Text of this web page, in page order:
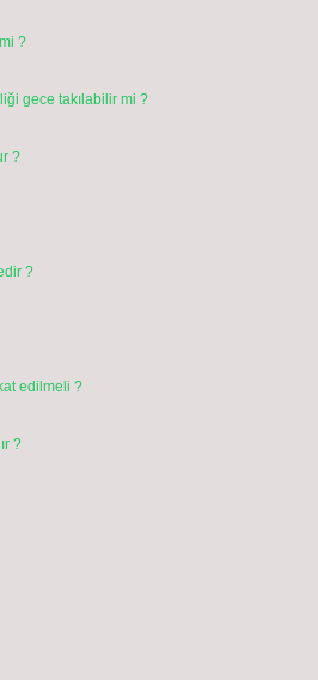
?
gece takılabilir mi ?
?
?
edilmeli ?
?